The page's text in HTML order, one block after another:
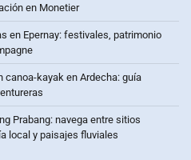
en Monetier
en Epernay: festivales, patrimonio
canoa-kayak en Ardecha: guía
Prabang: navega entre sitios
local y paisajes fluviales